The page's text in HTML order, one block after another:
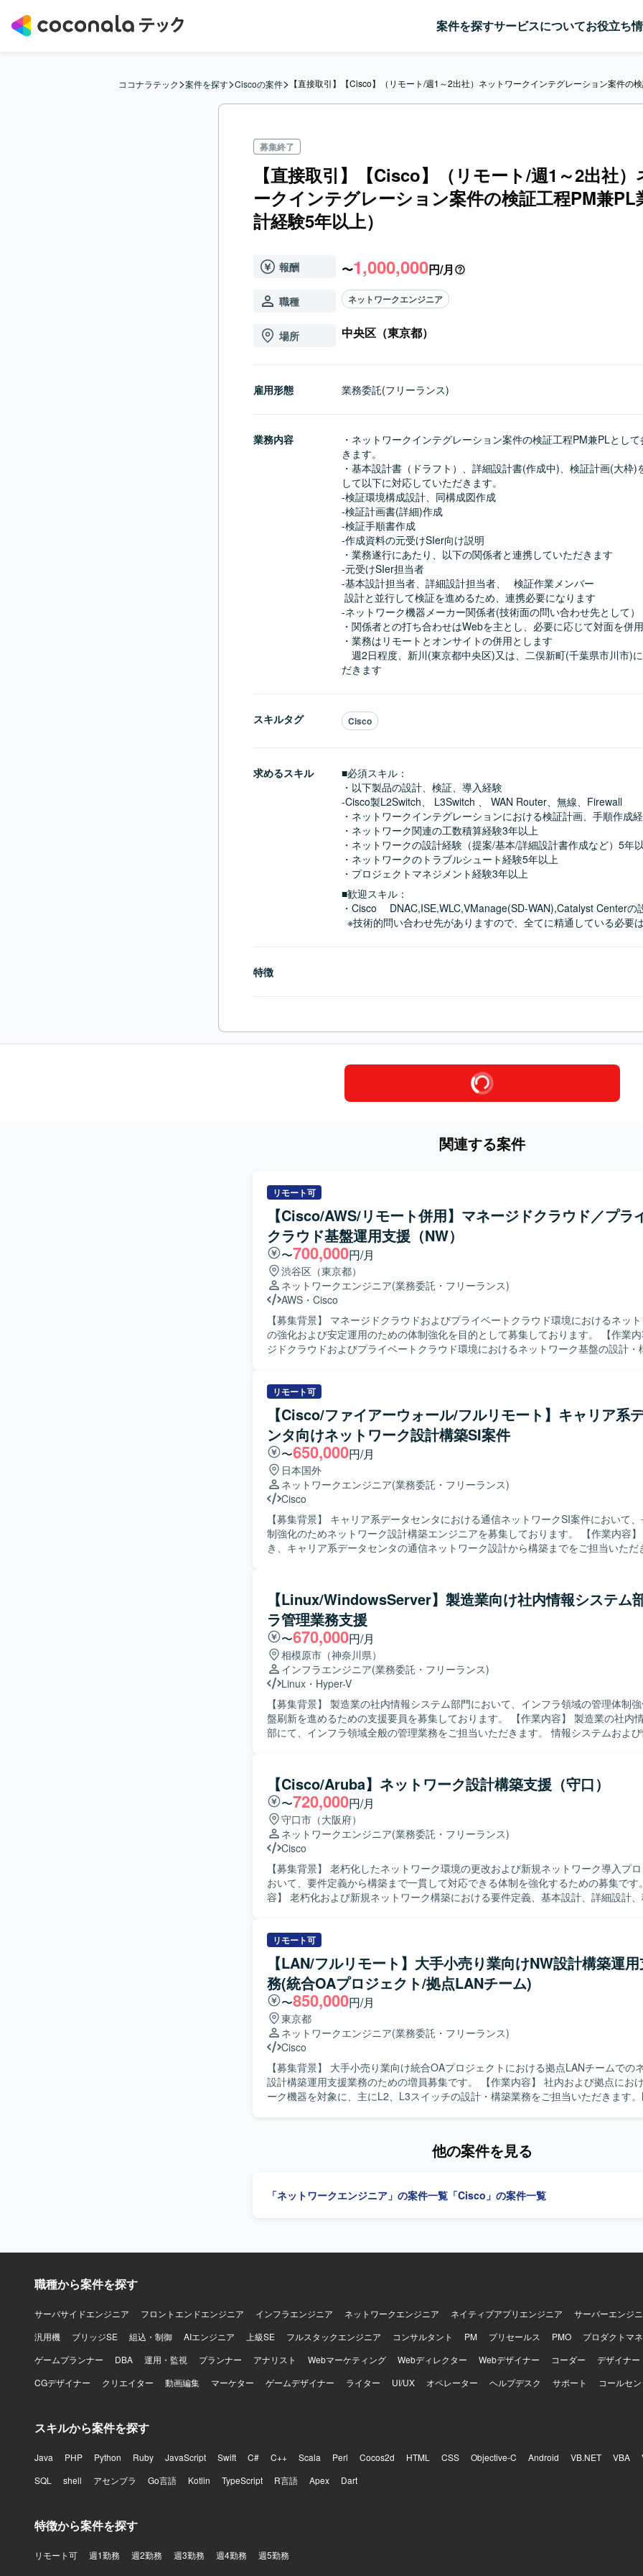
案件を探すサービスについてお役立ち
ココナラテック>案件を探す>Ciscoの案件> 【直接取引】【Cisco】（リモート/週1～2出社）ネットワークインテグレーション案件の
募集終了
【直接取引】【Cisco】（リモート/週1～2出社
ークインテグレーション案件の検証工程PM兼PL
計経験5年以上）
報酬 〜1,000,000円/月
職種 ネットワークエンジニア
場所 中央区（東京都）
雇用形態 業務委託(フリーランス)
業務内容
・ネットワークインテグレーション案件の検証工程PM兼PLとし
きます。
・基本設計書（ドラフト）、詳細設計書(作成中)、検証計画(大枠)
して以下に対応していただきます。
‐検証環境構成設計、同構成図作成
‐検証計画書(詳細)作成
‐検証手順書作成
‐作成資料の元受けSIer向け説明
・業務遂行にあたり、以下の関係者と連携していただきます
-元受けSIer担当者
-基本設計担当者、詳細設計担当者、	検証作業メンバー
-ネットワーク機器メーカー関係者(技術面の問い合わせ先として）
・関係者との打ち合わせはWebを主とし、必要に応じて対面を併
・業務はリモートとオンサイトの併用とします
週2日程度、新川(東京都中央区)又は、二俣新町(千葉県市川市)
だきます
スキルタグ Cisco
求めるスキル
■必須スキル：
・以下製品の設計、検証、導入経験
‐Cisco製L2Switch、 L3Switch 、 WAN Router、無線、Firewall
・ネットワークインテグレーションにおける検証計画、手順作成
・ネットワーク関連の工数積算経験3年以上
・ネットワークの設計経験（提案/基本/詳細設計書作成など）5年
・ネットワークのトラブルシュート経験5年以上
・プロジェクトマネジメント経験3年以上
■歓迎スキル：
・Cisco 　DNAC,ISE,WLC,VManage(SD-WAN),Catalyst Centerの
※技術的問い合わせ先がありますので、全てに精通している必要
特徴
関連する案件
リモート可
【Cisco/AWS/リモート併用】マネージドクラウド／プラ
クラウド基盤運用支援（NW）
〜700,000円/月
渋谷区（東京都）
ネットワークエンジニア(業務委託・フリーランス)
AWS ・ Cisco
【募集背景】 マネージドクラウドおよびプライベートクラウド環境におけるネッ
の強化および安定運用のための体制強化を目的として募集しております。 【作業内容】 マネー
ジドクラウドおよびプライベートクラウド環境におけるネットワーク基盤の設計・
などを用いたルーティング設計・運用、障害対応および保守対応を実施していただ
【求める人物像】 単なる運用オペレーションにとどまらず、ネットワーク設計か
応できる方を求めております。 クラウドおよびオンプレミス双方のネットワーク
持ち、主体的に改善や最適化に取り組んでいただける方が望ましいです。 【ポジションの魅
力】 マネージドクラウドおよびプライベートクラウド双方のネットワーク基盤に
で、クラウドネットワークとデータセンターネットワークの幅広い知見を習得して
す。 大規模な閉域網環境やBGP／MPLSなどを活用した高度なルーティング設計
ることができ、ネットワークエンジニアとしてのスキルアップが期待できるポジシ
【開発環境】 Cisco／Arista製ネットワーク機器 AWSネットワークサービス BGP
LISP／MPLSを用いたルーティング環境
リモート可
【Cisco/ファイアーウォール/フルリモート】キャリア系
ンタ向けネットワーク設計構築SI案件
〜650,000円/月
日本国外
ネットワークエンジニア(業務委託・フリーランス)
Cisco
【募集背景】 キャリア系データセンタにおける通信ネットワークSI案件において
制強化のためネットワーク設計構築エンジニアを募集しております。 【作業内容】 要件に基づ
き、キャリア系データセンタの通信ネットワーク設計から構築までをご担当いただ
タにおける初期設定作業（必要に応じてACI関連作業を現地で実施する場合があります
める人物像】 ・中長期で安定して参画いただける方 ・ネットワーク技術のキャッ
向きに取り組める方 ・手順書作成などドキュメント作業も丁寧に対応いただける
コミュニケーションを取りながら主体的に作業を進められる方 【ポジションの魅力】 ・キャリ
ア系データセンタの基幹ネットワークに関わることで、大規模なネットワーク設計
を積むことができます。 ・Cisco NexusやACI、ロードバランサ、ファイアウォー
た高度なネットワーク技術に携わることができます。 ・長期想定のため、腰を据
ップしながら参画いただけます。 【開発環境】 ・ネットワーク機器：Cisco Nexusシリーズ、
Cisco ACI、A10、F5 など ・ドキュメント：各種設計書・手順書作成ツール（詳細
【Linux/WindowsServer】製造業向け社内情報システム
ラ管理業務支援
〜670,000円/月
相模原市（神奈川県）
インフラエンジニア(業務委託・フリーランス)
Linux ・ Hyper-V
【募集背景】 製造業の社内情報システム部門において、インフラ領域の管理体制
盤刷新を進めるための支援要員を募集しております。 【作業内容】 製造業の社内情報システム
部にて、インフラ領域全般の管理業務をご担当いただきます。 情報システムおよ
含むネットワークの構築および保守をご対応いただきます。 L2/L3、VLAN、冗長
などのネットワーク設計をご担当いただきます。 VMware/Hyper-Vを用いた仮想基
築を行っていただきます。 Active DirectoryやAzure ADなどの認証基盤設計をご担
す。 DNS/DHCP/ファイルサーバなどの基盤システム刷新に携わっていただきます
ウォール、アクセス制御、脆弱性対応などのセキュリティ対策の維持・強化を行っ
ます。 ベンダーコントロール、要件定義、進捗管理などのマネジメント業務を行
ます。 社内SEチームのメンバー管理および業務推進を行っていただきます。 【求める人物像】
インフラ全般に幅広く携わることに意欲があり、サーバやネットワークの要件定義
構築まで主体的に推進いただける方を求めております。 ベンダーや業務部門との
ションを円滑に行い、状況に応じて柔軟に調整・判断できる方を歓迎いたします。
おります。 【ポジションの魅力】 サーバ、ネットワーク、仮想基盤、認証基盤などインフラ全
般を横断して担当できるため、幅広い技術経験を積むことができます。 工場ネッ
む製造業のインフラに関わることで、現場に近い視点での基盤設計や改善に携わる
ます。 社内SEチームの一員として、マネジメントや業務推進にも関わることで、
ーダーシップの経験を高めることができます。 【開発環境】 Windows/Linuxサーバを中心とし
たインフラ環境にて、VMware/Hyper-Vによる仮想基盤やActive Directory/Azure
基盤、DNS/DHCP/ファイルサーバなどの基盤システムを取り扱う環境となってお
【Cisco/Aruba】ネットワーク設計構築支援（守口）
〜720,000円/月
守口市（大阪府）
ネットワークエンジニア(業務委託・フリーランス)
Cisco
【募集背景】 老朽化したネットワーク環境の更改および新規ネットワーク導入プ
おいて、要件定義から構築まで一貫して対応できる体制を強化するための募集です。 【作
容】 老朽化および新規ネットワーク構築における要件定義、基本設計、詳細設計
ます。 ベンダーや現場担当者との調整、作業手順の確認など、関係各所とのコミ
ンを取りながら円滑な導入・移行を推進していただきます。 【求める人物像】 現地で自ら確認
すべき点を主体的に確認しに行動できる方を求めています。 業者や担当者と会話
況に応じた提案や調整を行い、プロジェクトを前向きに推進できる方を歓迎いたしま
ジションの魅力】 老朽化したネットワークの更改から新規導入まで、上流工程か
ズまで一気通貫で携わることができるため、ネットワークエンジニアとしてのスキ
に高めていただけます。 複数ベンダー機器を扱う環境での設計・構築経験を積む
将来的なリーダーポジションを目指す方にも適したポジションです。 【開発環境】 Cisco
L2/L3スイッチ、Aruba L2/L3スイッチ、VPN機器、FortiGateやPaloaltoなどのネッ
器を中心とした環境です。
リモート可
【LAN/フルリモート】大手小売り業向けNW設計構築運
務(統合OAプロジェクト/拠点LANチーム)
〜850,000円/月
東京都
ネットワークエンジニア(業務委託・フリーランス)
Cisco
【募集背景】 大手小売り業向け統合OAプロジェクトにおける拠点LANチームでの
設計構築運用支援業務のための増員募集です。 【作業内容】 社内および拠点におけるネットワ
ーク機器を対象に、主にL2、L3スイッチの設計・構築業務をご担当いただきます
内容をドキュメントとして整理し、分かりやすく説明することが得意な方が望まし
ポートを受けながら、ネットワークエンジニアとしてのスキルをさらに高められる
他の案件を見る
「ネットワークエンジニア」の案件一覧 「Cisco」の案件一覧
職種から案件を探す
サーバサイドエンジニア フロントエンドエンジニア インフラエンジニア ネットワークエンジニア ネイティブアプリエンジニア
サーバーエンジ
汎用機
ブリッジSE 組込・制御 AIエンジニア 上級SE フルスタックエンジニア コンサルタント PM プリセールス PMO
プロダクトマ
ゲームプランナー
DBA 運用・監視 プランナー アナリスト Webマーケティング Webディレクター Webデザイナー コーダー
デザイナー
CGデザイナー
クリエイター 動画編集 マーケター ゲームデザイナー ライター UI/UX オペレーター ヘルプデスク サポート コールセ
スキルから案件を探す
Java PHP Python Ruby JavaScript Swift C# C++ Scala Perl Cocos2d HTML CSS Objective-C Android VB.NET VBA
SQL
shell アセンブラ Go言語 Kotlin TypeScript R言語 Apex Dart
特徴から案件を探す
リモート可 週1勤務 週2勤務 週3勤務 週4勤務 週5勤務